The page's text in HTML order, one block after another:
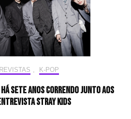
K-POP
sete anos correndo junto aos
Stray Kids